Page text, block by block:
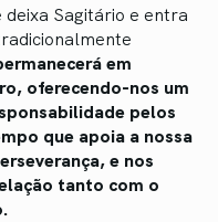
Sagitário e entra
em
oferecendo-nos um
pelos
que apoia a nossa
e nos
tanto com o